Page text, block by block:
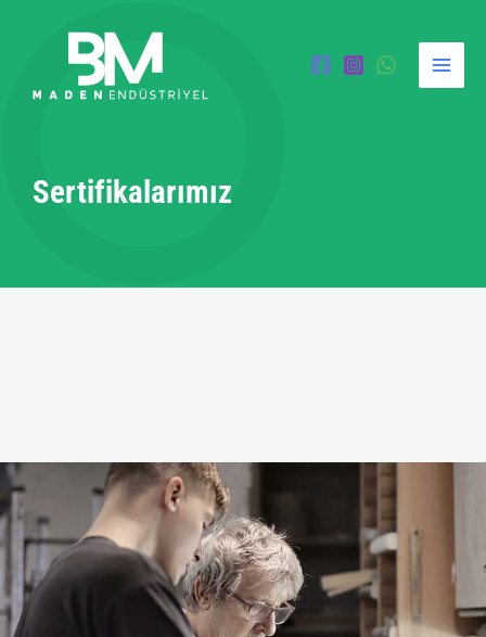
Sertifikalarımız